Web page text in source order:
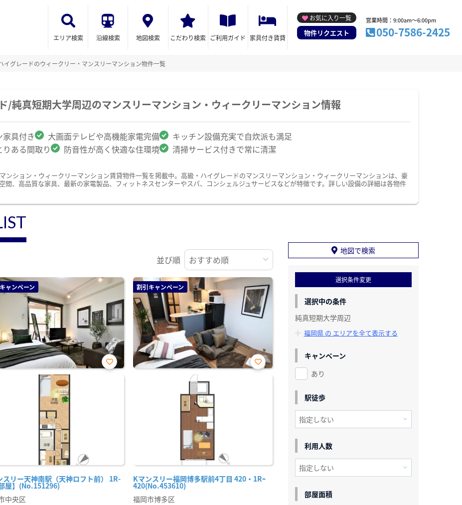
エリア検索 沿線検索 地図検索 こだわり検索 ご利用ガイド 家具付き賃貸
お気に入り一覧
物件リクエスト
営業時間：9:00am～6:00pm
050-7586-2425
イグレードのウィークリー・マンスリーマンション物件一覧
/純真短期大学周辺のマンスリーマンション・ウィークリーマンション情報
具付き 大画面テレビや高機能家電完備
キッチン設備充実で自炊派も満足
ある間取り
防音性が高く快適な住環境 清掃サービス付きで常に清潔
ンション・ウィークリーマンション賃貸物件一覧を掲載中。高級・ハイグレードのマンスリーマンション・ウィークリーマンションは、豪
間、高品質な家具、最新の家電製品、フィットネスセンターやスパ、コンシェルジュサービスなどが特徴です。詳しい設備の詳細は各物件
並び順
ャンペーン
スリー天神南駅（天神ロフト前） 1R-
部屋】(No.151296)
お気
中央区
割引キャンペーン
Kマンスリー福岡博多駅前4丁目 420・1Rｰ
420(No.453610)
お気
福岡市博多区
地図で検索
選択条件変更
選択中の条件
純真短期大学周辺
福岡県 の エリアを全て表示する
キャンペーン
あり
駅徒歩
利用人数
部屋面積